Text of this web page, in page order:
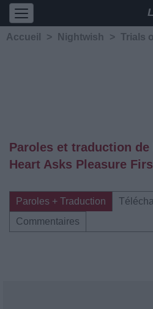
Accueil > Nightwish > Trials
Paroles et traduction de
Heart Asks Pleasure
Paroles + Traduction
Commentaires